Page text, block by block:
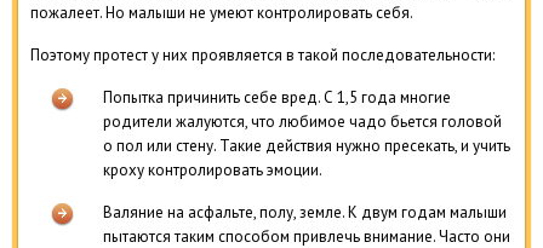
пожалеет. Но малыши не умеют контролировать себя.
Поэтому протест у них проявляется в такой последовательности:
Попытка причинить себе вред. С 1,5 года многие
родители жалуются, что любимое чадо бьется головой
о пол или стену. Такие действия нужно пресекать, и учить
кроху контролировать эмоции.
Валяние на асфальте, полу, земле. К двум годам малыши
пытаются таким способом привлечь внимание. Часто они